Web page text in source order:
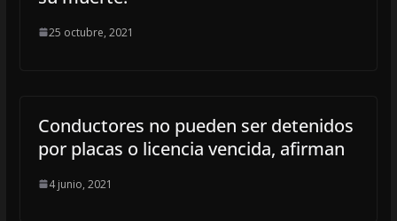
25 octubre, 2021
Conductores no pueden ser detenidos
por placas o licencia vencida, afirman
4 junio, 2021